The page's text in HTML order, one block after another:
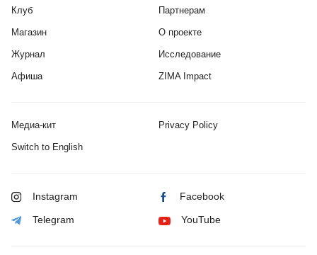
Клуб
Магазин
Журнал
Афиша
Партнерам
О проекте
Исследование
ZIMA Impact
Медиа-кит Privacy Policy
Switch to English
Instagram Facebook
Telegram YouTube